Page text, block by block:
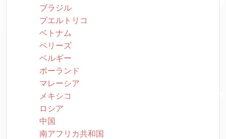
ブラジル
プエルトリコ
ベトナム
ベリーズ
ベルギー
ポーランド
マレーシア
メキシコ
ロシア
中国
南アフリカ共和国